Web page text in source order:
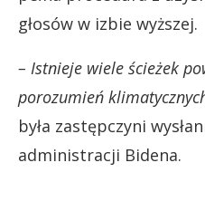
głosów w izbie wyższej.
– Istnieje wiele ścieżek
porozumień
była zastępczyni
administracji Bidena.